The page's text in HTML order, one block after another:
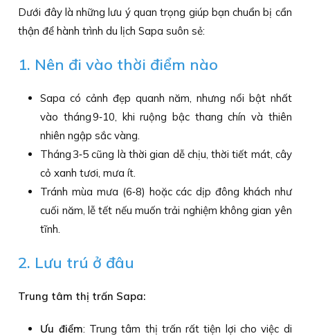
Dưới đây là những lưu ý quan trọng giúp bạn chuẩn bị cẩn
thận để hành trình du lịch Sapa suôn sẻ:
1. Nên đi vào thời điểm nào
Sapa có cảnh đẹp quanh năm, nhưng nổi bật nhất
vào tháng 9‑10, khi ruộng bậc thang chín và thiên
nhiên ngập sắc vàng.
Tháng 3‑5 cũng là thời gian dễ chịu, thời tiết mát, cây
cỏ xanh tươi, mưa ít.
Tránh mùa mưa (6‑8) hoặc các dịp đông khách như
cuối năm, lễ tết nếu muốn trải nghiệm không gian yên
tĩnh.
2. Lưu trú ở đâu
Trung tâm thị trấn Sapa:
Ưu điểm: Trung tâm thị trấn rất tiện lợi cho việc di